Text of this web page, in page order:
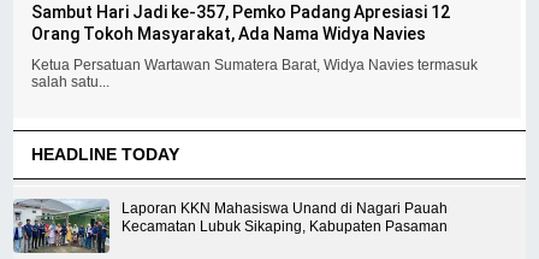
Sambut Hari Jadi ke-357, Pemko Padang Apresiasi 12
Orang Tokoh Masyarakat, Ada Nama Widya Navies
Ketua Persatuan Wartawan Sumatera Barat, Widya Navies termasuk
salah satu...
HEADLINE TODAY
Laporan KKN Mahasiswa Unand di Nagari Pauah
Kecamatan Lubuk Sikaping, Kabupaten Pasaman